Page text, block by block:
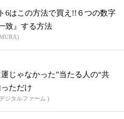
6はこの方法で買え!!６つの数字
致』する方法
じゃなかった”当たる人の“共
ただけ
ジタルファーム )